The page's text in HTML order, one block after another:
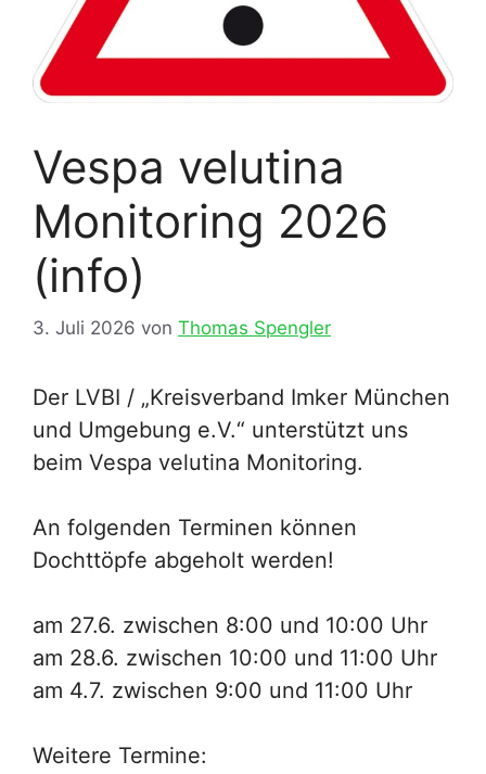
Vespa velutina
Monitoring 2026
(info)
3. Juli 2026 von Thomas Spengler
Der LVBI / „Kreisverband Imker München
und Umgebung e.V.“ unterstützt uns
beim Vespa velutina Monitoring.
An folgenden Terminen können
Dochttöpfe abgeholt werden!
am 27.6. zwischen 8:00 und 10:00 Uhr
am 28.6. zwischen 10:00 und 11:00 Uhr
am 4.7. zwischen 9:00 und 11:00 Uhr
Weitere Termine: